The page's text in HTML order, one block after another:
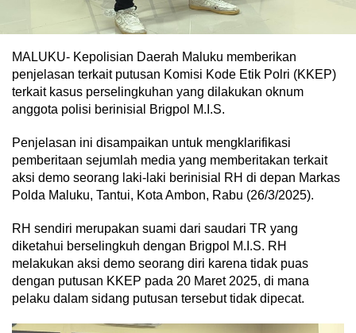
MALUKU- Kepolisian Daerah Maluku memberikan
penjelasan terkait putusan Komisi Kode Etik Polri (KKEP)
terkait kasus perselingkuhan yang dilakukan oknum
anggota polisi berinisial Brigpol M.I.S.
Penjelasan ini disampaikan untuk mengklarifikasi
pemberitaan sejumlah media yang memberitakan terkait
aksi demo seorang laki-laki berinisial RH di depan Markas
Polda Maluku, Tantui, Kota Ambon, Rabu (26/3/2025).
RH sendiri merupakan suami dari saudari TR yang
diketahui berselingkuh dengan Brigpol M.I.S. RH
melakukan aksi demo seorang diri karena tidak puas
dengan putusan KKEP pada 20 Maret 2025, di mana
pelaku dalam sidang putusan tersebut tidak dipecat.